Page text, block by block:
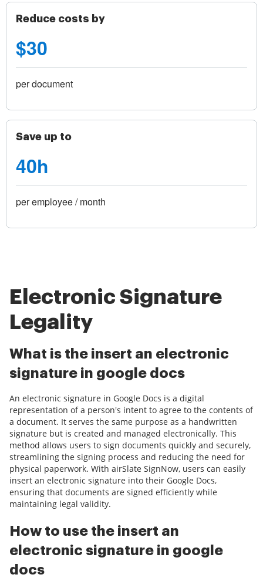
Reduce costs by
$30
per document
Save up to
40h
per employee / month
Electronic Signature
Legality
What is the insert an electronic
signature in google docs
An electronic signature in Google Docs is a digital
representation of a person's intent to agree to the contents of
a document. It serves the same purpose as a handwritten
signature but is created and managed electronically. This
method allows users to sign documents quickly and securely,
streamlining the signing process and reducing the need for
physical paperwork. With airSlate SignNow, users can easily
insert an electronic signature into their Google Docs,
ensuring that documents are signed efficiently while
maintaining legal validity.
How to use the insert an
electronic signature in google
docs